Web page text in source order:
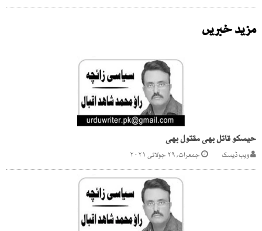
مزید خبریں
حیسکو قاتل بھی مقتول بھی
ویب ڈیسک جمعرات, ۲۹ جولائی ۲۰۲۱